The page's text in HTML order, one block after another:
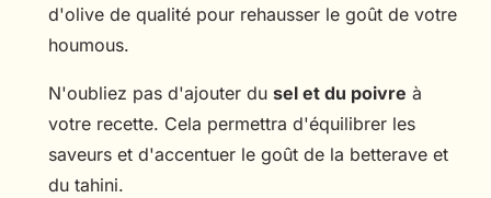
d'olive de qualité pour rehausser le goût de votre
houmous.
N'oubliez pas d'ajouter du sel et du poivre à
votre recette. Cela permettra d'équilibrer les
saveurs et d'accentuer le goût de la betterave et
du tahini.